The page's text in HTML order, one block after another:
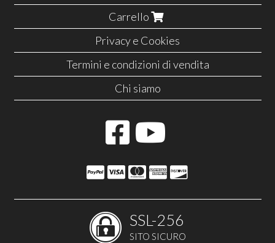
Carrello
Privacy e Cookies
Termini e condizioni di vendita
Chi siamo
SSL-256
SITO SICURO